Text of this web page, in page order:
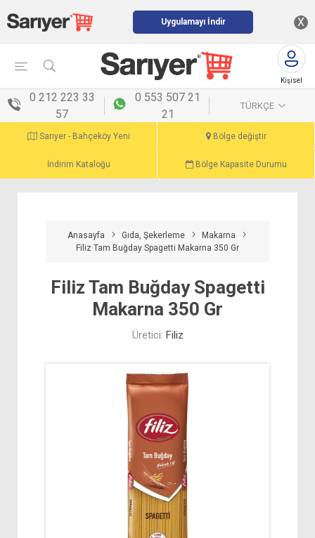
Uygulamayı İndir X
Kişisel
0 212 223 33
57
0 553 507 21
21
TÜRKÇE
Sarıyer - Bahçeköy Yeni Bölge değiştir
İndirim Kataloğu Bölge Kapasite Durumu
Anasayfa Gıda, Şekerleme
Makarna
Filiz Tam Buğday Spagetti Makarna 350 Gr
Filiz Tam Buğday Spagetti
Makarna 350 Gr
Üretici: Filiz